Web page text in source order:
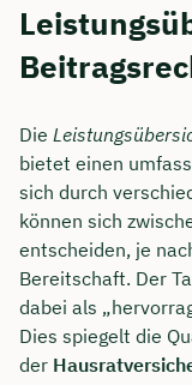
Die
bietet einen
sich durch
können sich
entscheiden, je
Bereitschaft. Der
dabei als
Dies spiegelt die
der